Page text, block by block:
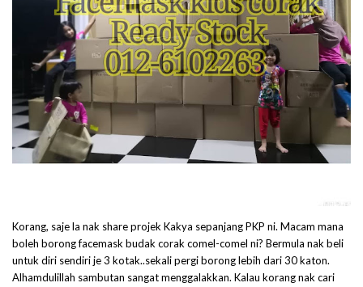
Korang, saje la nak share projek Kakya sepanjang PKP ni. Macam mana
boleh borong facemask budak corak comel-comel ni? Bermula nak beli
untuk diri sendiri je 3 kotak..sekali pergi borong lebih dari 30 katon.
Alhamdulillah sambutan sangat menggalakkan. Kalau korang nak cari